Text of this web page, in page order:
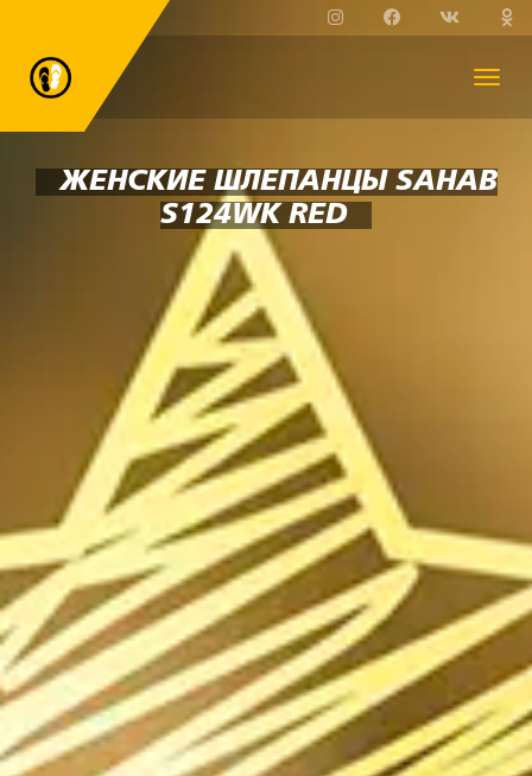
ЖЕНСКИЕ ШЛЕПАНЦЫ SAHAB
S124WK RED